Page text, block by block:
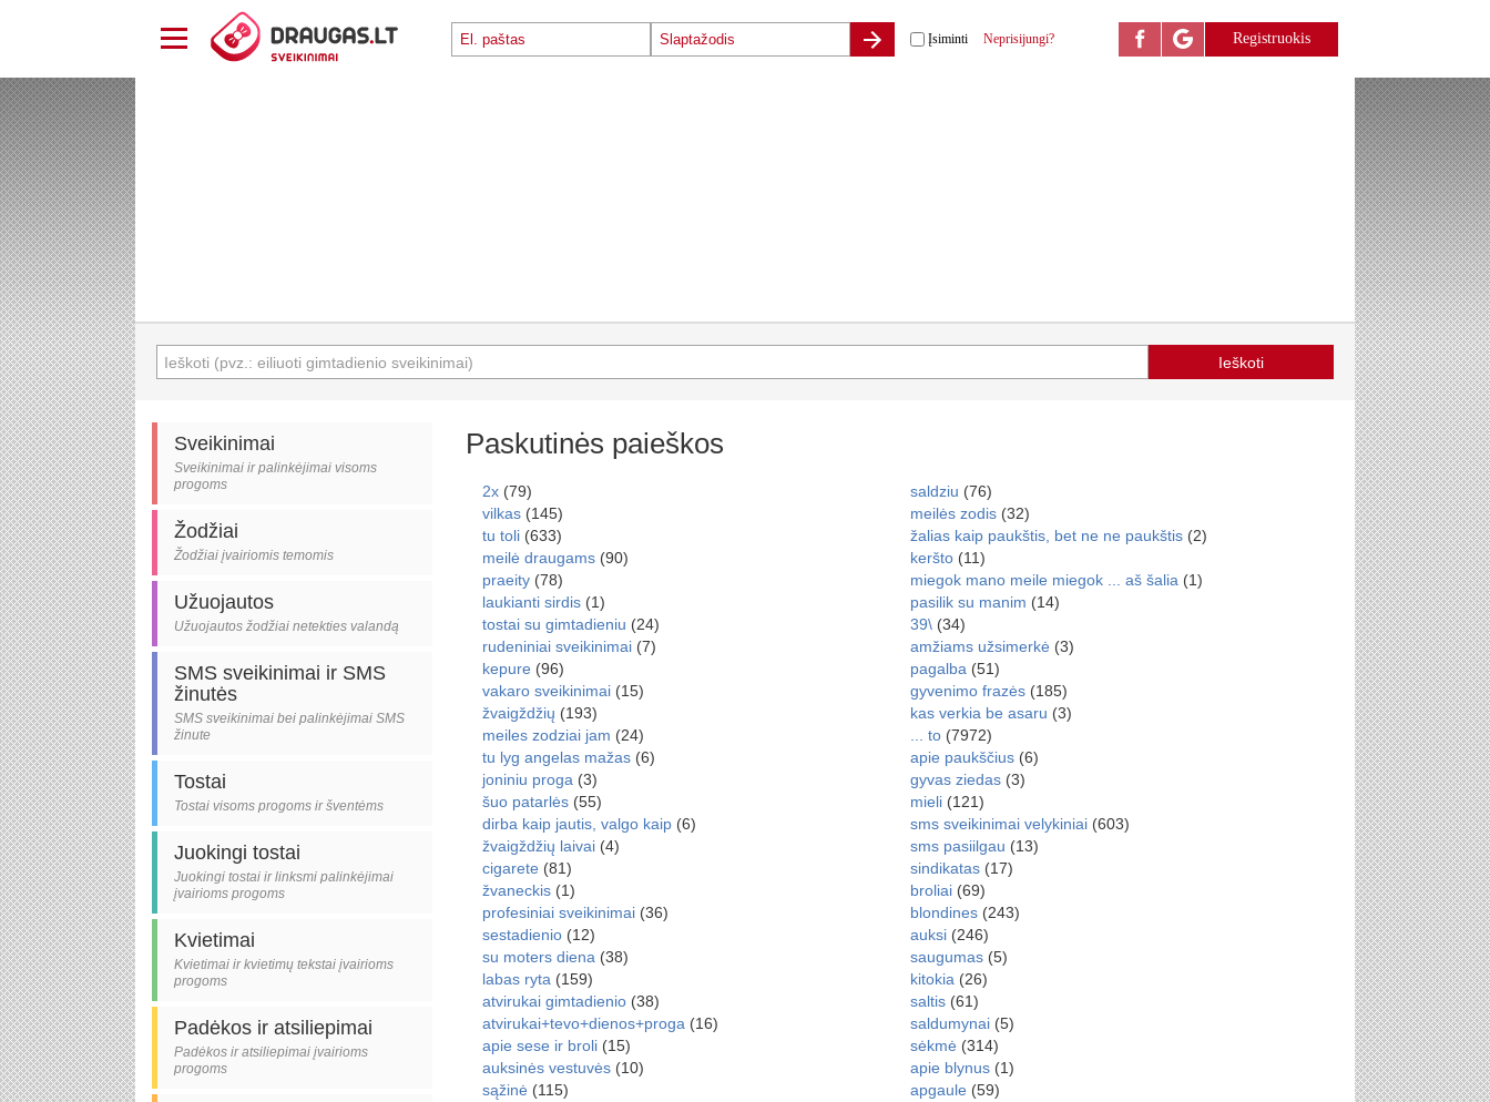
Įsiminti Neprisijungi? Registruokis
Sveikinimai
Sveikinimai ir palinkėjimai visoms
progoms
Žodžiai
Žodžiai įvairiomis temomis
Užuojautos
Užuojautos žodžiai netekties valandą
SMS sveikinimai ir SMS
žinutės
SMS sveikinimai bei palinkėjimai SMS
žinute
Tostai
Tostai visoms progoms ir šventėms
Juokingi tostai
Juokingi tostai ir linksmi palinkėjimai
įvairioms progoms
Kvietimai
Kvietimai ir kvietimų tekstai įvairioms
progoms
Padėkos ir atsiliepimai
Padėkos ir atsiliepimai įvairioms
progoms
Paskutinės paieškos
2x(79) saldziu (76)
vilkas(145) meilės zodis(32)
tu toli(633) žalias kaip paukštis, bet ne ne paukštis(2)
meilė draugams(90) keršto(11)
praeity(78) miegok mano meile miegok ... aš šalia (1)
laukianti sirdis(1) pasilik su manim (14)
tostai su gimtadieniu (24) 39\(34)
rudeniniai sveikinimai(7) amžiams užsimerkė (3)
kepure (96) pagalba (51)
vakaro sveikinimai(15) gyvenimo frazės(185)
žvaigždžių (193) kas verkia be asaru (3)
meiles zodziai jam (24) ... to(7972)
tu lyg angelas mažas(6) apie paukščius(6)
joniniu proga (3) gyvas ziedas(3)
šuo patarlės(55) mieli(121)
dirba kaip jautis, valgo kaip(6) sms sveikinimai velykiniai(603)
žvaigždžių laivai(4) sms pasiilgau (13)
cigarete (81) sindikatas(17)
žvaneckis(1) broliai(69)
profesiniai sveikinimai(36) blondines(243)
sestadienio(12) auksi(246)
su moters diena (38) saugumas(5)
labas ryta (159) kitokia (26)
atvirukai gimtadienio(38) saltis(61)
atvirukai+tevo+dienos+proga (16) saldumynai(5)
apie sese ir broli(15) sėkmė (314)
auksinės vestuvės(10) apie blynus(1)
sąžinė (115) apgaule (59)